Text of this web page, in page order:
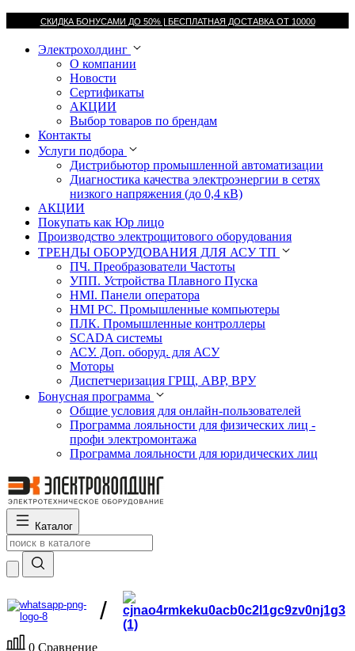
СКИДКА БОНУСАМИ ДО 50% | БЕСПЛАТНАЯ ДОСТАВКА ОТ 10000
Электрохолдинг
О компании
Новости
Сертификаты
АКЦИИ
Выбор товаров по брендам
Контакты
Услуги подбора
Дистрибьютор промышленной автоматизации
Диагностика качества электроэнергии в сетях
низкого напряжения (до 0,4 кВ)
АКЦИИ
Покупать как Юр лицо
Производство электрощитового оборудования
ТРЕНДЫ ОБОРУДОВАНИЯ ДЛЯ АСУ ТП
ПЧ. Преобразователи Частоты
УПП. Устройства Плавного Пуска
HMI. Панели оператора
HMI РС. Промышленные компьютеры
ПЛК. Промышленные контроллеры
SCADA системы
АСУ. Доп. оборуд. для АСУ
Моторы
Диспетчеризация ГРЩ, АВР, ВРУ
Бонусная программа
Общие условия для онлайн-пользователей
Программа лояльности для физических лиц -
профи электромонтажа
Программа лояльности для юридических лиц
Каталог
/
0 Сравнение